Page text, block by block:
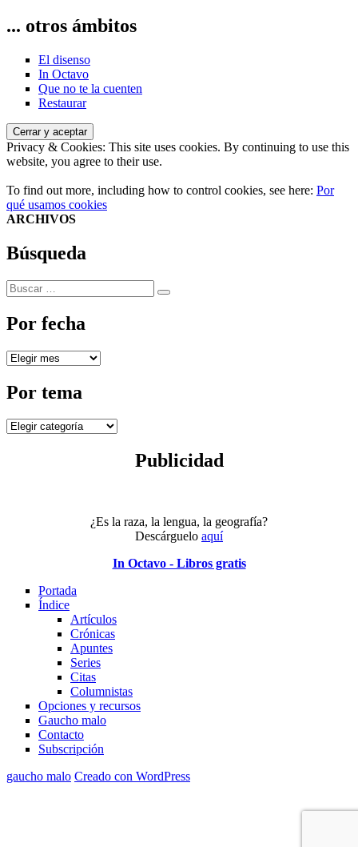
... otros ámbitos
El disenso
In Octavo
Que no te la cuenten
Restaurar
Privacy & Cookies: This site uses cookies. By continuing to use this
website, you agree to their use.
To find out more, including how to control cookies, see here: Por
qué usamos cookies
ARCHIVOS
Búsqueda
Buscar
por:
Buscar
Por fecha
Por
Por tema
Por
Publicidad
¿Es la raza, la lengua, la geografía?
Descárguelo aquí
In Octavo - Libros gratis
Portada
Índice
Artículos
Crónicas
Apuntes
Series
Citas
Columnistas
Opciones y recursos
Gaucho malo
Contacto
Subscripción
gaucho malo Creado con WordPress